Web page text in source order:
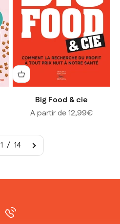
Big Food & cie
Prix de vente
A partir de 12,99€
1 / 14